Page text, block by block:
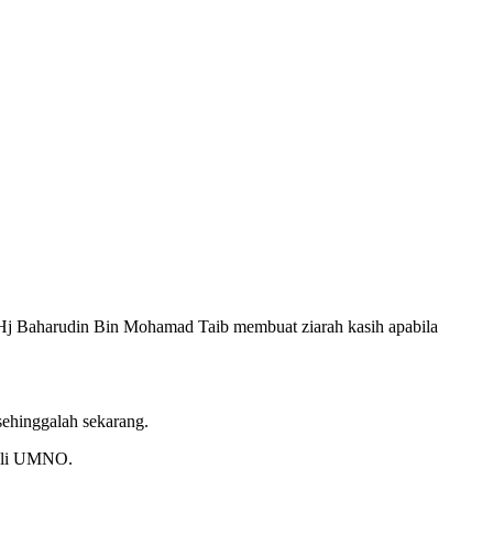
Bin Mohamad Taib membuat ziarah kasih apabila
sekarang.
UMNO.